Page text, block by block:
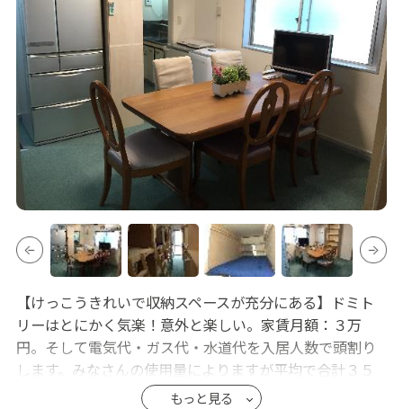
【けっこうきれいで収納スペースが充分にある】ドミト
リーはとにかく気楽！意外と楽しい。家賃月額：３万
円。そして電気代・ガス代・水道代を入居人数で頭割り
します。みなさんの使用量によりますが平均で合計３５
０００円くらいになるのではないかと思います。
もっと見る